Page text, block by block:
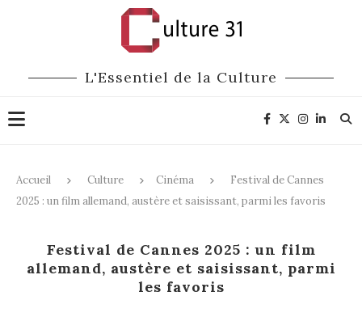
L'Essentiel de la Culture
Accueil Culture Cinéma
Festival de Cannes
2025 : un film allemand, austère et saisissant, parmi les favoris
Festival de Cannes 2025 : un film
allemand, austère et saisissant, parmi
les favoris